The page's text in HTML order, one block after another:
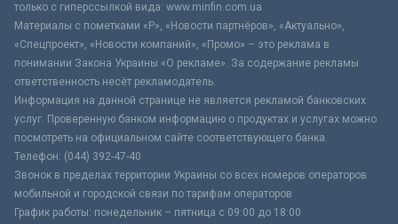
только с гиперссылкой вида: www.minfin.com.ua
Материалы с пометками «Р», «Новости партнёров», «Актуально»,
«Спецпроект», «Новости компаний», «Промо» – это реклама в
понимании Закона Украины «О рекламе». За содержание рекламы
ответственность несёт рекламодатель.
Информация на данной странице не является рекламой банковских
услуг. Проверенную банком информацию о продуктах и услугах можно
посмотреть на официальном сайте соответствующего банка.
Телефон: (044) 392-47-40
Звонок в пределах территории Украины со всех номеров операторов
мобильной и городской связи по тарифам операторов
График работы: понедельник – пятница с 09:00 до 18:00